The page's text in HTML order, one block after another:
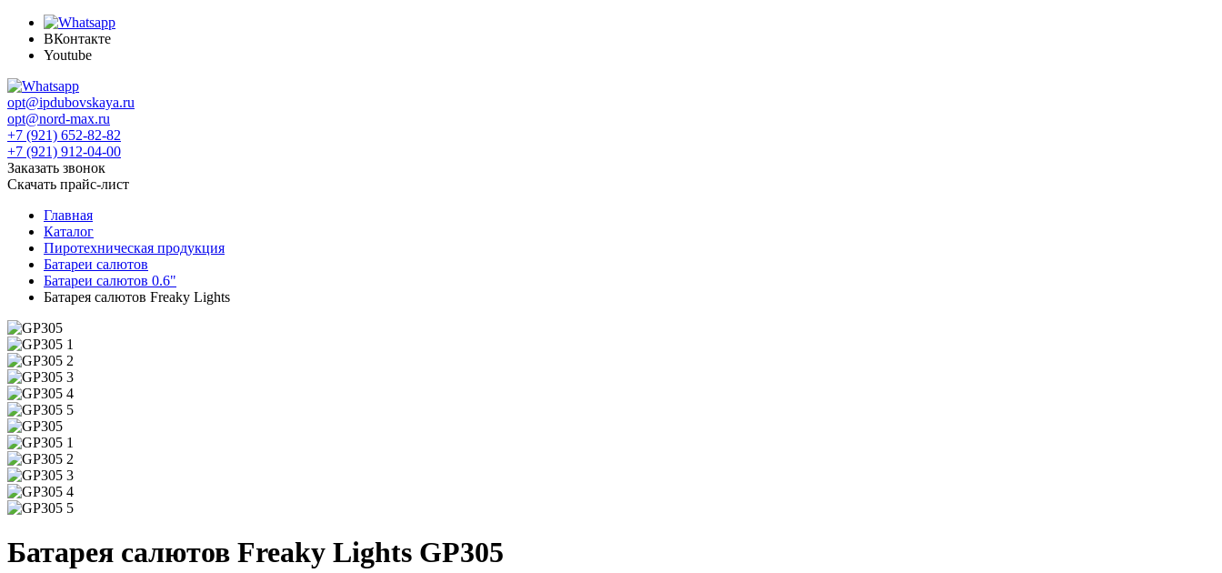
ВКонтакте
Youtube
opt@ipdubovskaya.ru
opt@nord-max.ru
+7 (921) 652-82-82
+7 (921) 912-04-00
Заказать звонок
Скачать прайс-лист
Главная
Каталог
Пиротехническая продукция
Батареи салютов
Батареи салютов 0.6"
Батарея салютов Freaky Lights
Батарея салютов Freaky Lights GP305